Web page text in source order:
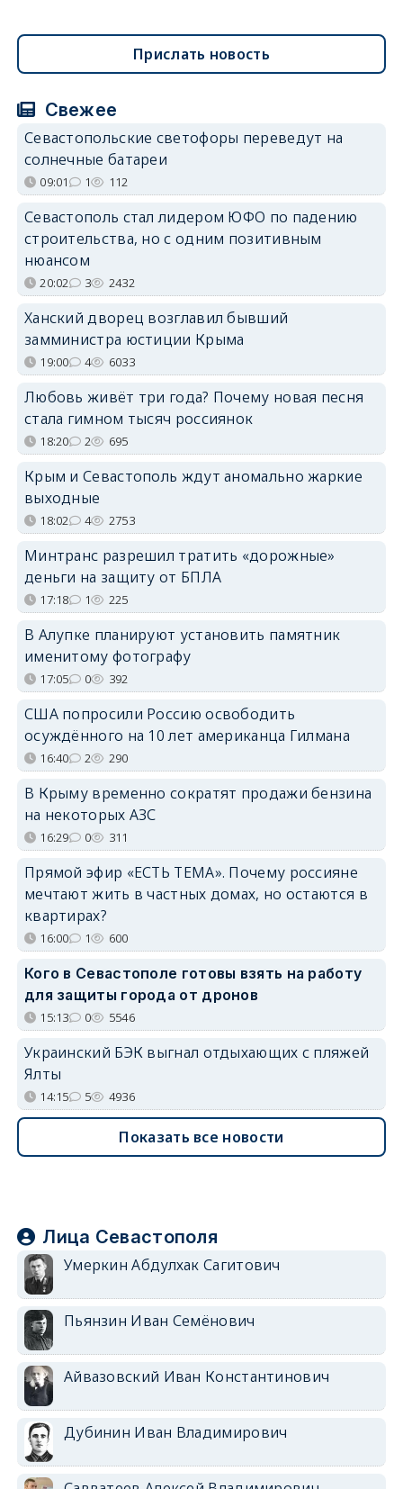
Прислать новость
Свежее
Севастопольские светофоры переведут на
солнечные батареи
09:01 1 112
Севастополь стал лидером ЮФО по падению
строительства, но с одним позитивным
нюансом
20:02 3 2432
Ханский дворец возглавил бывший
замминистра юстиции Крыма
19:00 4 6033
Любовь живёт три года? Почему новая песня
стала гимном тысяч россиянок
18:20 2 695
Крым и Севастополь ждут аномально жаркие
выходные
18:02 4 2753
Минтранс разрешил тратить «дорожные»
деньги на защиту от БПЛА
17:18 1 225
В Алупке планируют установить памятник
именитому фотографу
17:05 0 392
США попросили Россию освободить
осуждённого на 10 лет американца Гилмана
16:40 2 290
В Крыму временно сократят продажи бензина
на некоторых АЗС
16:29 0 311
Прямой эфир «ЕСТЬ ТЕМА». Почему россияне
мечтают жить в частных домах, но остаются в
квартирах?
16:00 1 600
Кого в Севастополе готовы взять на работу
для защиты города от дронов
15:13 0 5546
Украинский БЭК выгнал отдыхающих с пляжей
Ялты
14:15 5 4936
Показать все новости
Лица Севастополя
Умеркин Абдулхак Сагитович
Пьянзин Иван Семёнович
Айвазовский Иван Константинович
Дубинин Иван Владимирович